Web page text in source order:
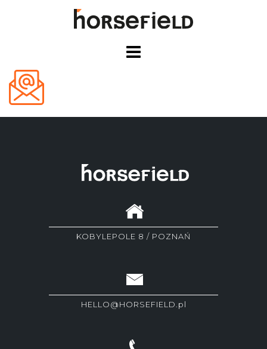
KOBYLEPOLE 8 / POZNAŃ
HELLO@HORSEFIELD.pl